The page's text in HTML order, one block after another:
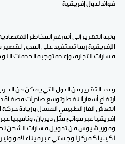
فوائد لدول إفريقية
ونبه التقرير إلى أنه رغم المخاطر
الإفريقية ربما تستفيد على المدى القصير
مسارات التجارة، وإعادة توجيه الخدمات
وعدد التقرير من الدول التي يمكن من
ارتفاع أسعار النفط وتوسع صادرات مصفاة
انتعاش الغاز الطبيعي المسال وزيادة حركة
إفريقيا عبر موانئ مثل ديربان، وناميبيا
وموريشيوس من تحويل مسارات الشحن نحو
لكينيا كمركز لوجستي عبر ميناء لامو